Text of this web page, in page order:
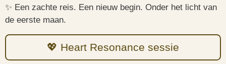
✨ Een zachte reis. Een nieuw begin. Onder het licht van
de eerste maan.
💖 Heart Resonance sessie